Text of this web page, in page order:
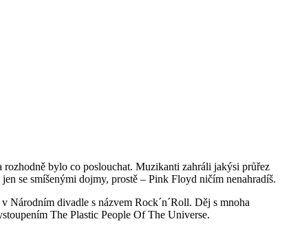
bylo co poslouchat. Muzikanti zahráli jakýsi průřez
se smíšenými dojmy, prostě – Pink Floyd ničím nenahradíš.
Národním divadle s názvem Rock´n´Roll. Děj s mnoha
The Plastic People Of The Universe.